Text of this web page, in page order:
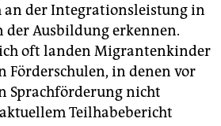
an der Integrationsleistung in
der Ausbildung erkennen.
oft landen Migrantenkinder
Förderschulen, in denen vor
Sprachförderung nicht
Teilhabebericht